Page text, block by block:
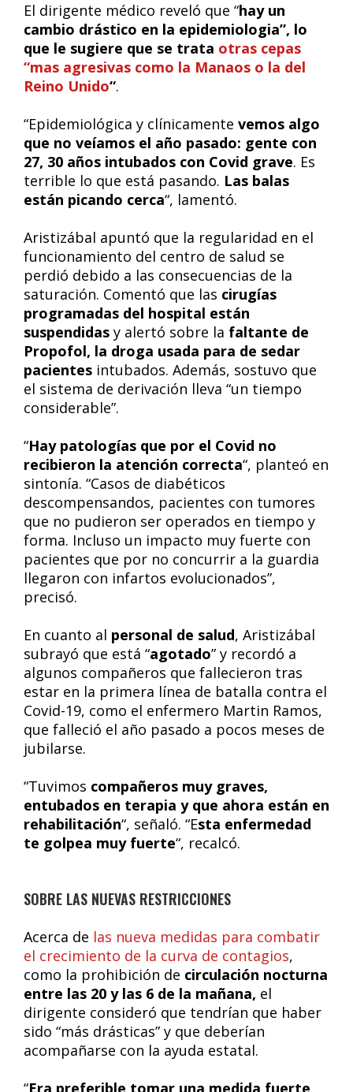
El dirigente médico reveló que “hay un
cambio drástico en la epidemiologia”, lo
que le sugiere que se trata otras cepas
“mas agresivas como la Manaos o la del
Reino Unido“.
“Epidemiológica y clínicamente vemos algo
que no veíamos el año pasado: gente con
27, 30 años intubados con Covid grave. Es
terrible lo que está pasando. Las balas
están picando cerca“, lamentó.
Aristizábal apuntó que la regularidad en el
funcionamiento del centro de salud se
perdió debido a las consecuencias de la
saturación. Comentó que las cirugías
programadas del hospital están
suspendidas y alertó sobre la faltante de
Propofol, la droga usada para de sedar
pacientes intubados. Además, sostuvo que
el sistema de derivación lleva “un tiempo
considerable”.
“Hay patologías que por el Covid no
recibieron la atención correcta“, planteó en
sintonía. “Casos de diabéticos
descompensandos, pacientes con tumores
que no pudieron ser operados en tiempo y
forma. Incluso un impacto muy fuerte con
pacientes que por no concurrir a la guardia
llegaron con infartos evolucionados”,
precisó.
En cuanto al personal de salud, Aristizábal
subrayó que está “agotado” y recordó a
algunos compañeros que fallecieron tras
estar en la primera línea de batalla contra el
Covid-19, como el enfermero Martin Ramos,
que falleció el año pasado a pocos meses de
jubilarse.
“Tuvimos compañeros muy graves,
entubados en terapia y que ahora están en
rehabilitación“, señaló. “Esta enfermedad
te golpea muy fuerte“, recalcó.
SOBRE LAS NUEVAS RESTRICCIONES
Acerca de las nueva medidas para combatir
el crecimiento de la curva de contagios,
como la prohibición de circulación nocturna
entre las 20 y las 6 de la mañana, el
dirigente consideró que tendrían que haber
sido “más drásticas” y que deberían
acompañarse con la ayuda estatal.